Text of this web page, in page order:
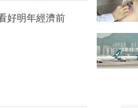
好明年經濟前